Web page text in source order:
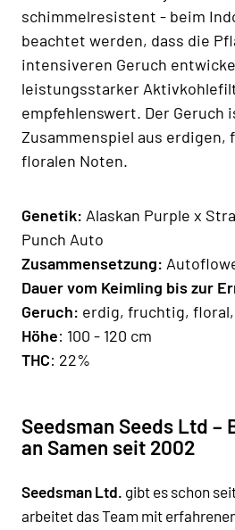
schimmelresistent - beim
beachtet werden, dass die
intensiveren Geruch
leistungsstarker
empfehlenswert. Der Geruch
Zusammenspiel aus
floralen Noten.
Genetik: Alaskan Purple x
Punch Auto
Zusammensetzung:
Dauer vom Keimling bis zur
Geruch: erdig, fruchtig,
Höhe: 100 - 120 cm
THC: 22%
Seedsman Seeds Ltd –
an Samen seit 2002
Seedsman Ltd. gibt es schon
arbeitet das Team mit